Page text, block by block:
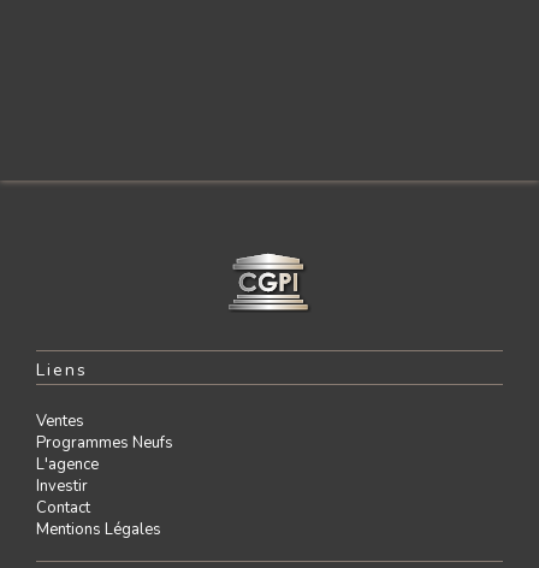
Liens
Ventes
Programmes Neufs
L'agence
Investir
Contact
Mentions Légales